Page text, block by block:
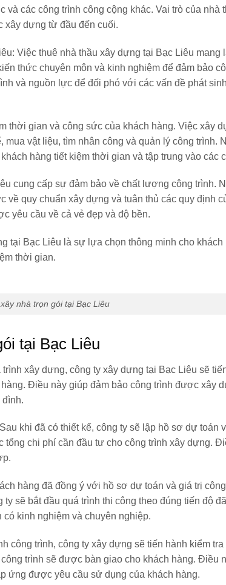
các công trình công cộng khác. Vai trò của nhà
xây dựng từ đầu đến cuối.
: Việc thuê nhà thầu xây dựng tại Bạc Liêu mang
thức chuyên môn và kinh nghiệm để đảm bảo
và nguồn lực để đối phó với các vấn đề phát
thời gian và công sức của khách hàng. Việc xây
vật liệu, tìm nhân công và quản lý công trình.
hàng tiết kiệm thời gian và tập trung vào các
cung cấp sự đảm bảo về chất lượng công trình.
quy chuẩn xây dựng và tuân thủ các quy định
yêu cầu về cả vẻ đẹp và độ bền.
tại Bạc Liêu là sự lựa chọn thông minh cho khách
thời gian.
nhà trọn gói tại Bạc Liêu
tại Bạc Liêu
xây dựng, công ty xây dựng tại Bạc Liêu sẽ
Điều này giúp đảm bảo công trình được xây
Sau khi đã có thiết kế, công ty sẽ lập hồ sơ dự toán
tổng chi phí cần đầu tư cho công trình xây dựng.
hàng đã đồng ý với hồ sơ dự toán và giá trị
sẽ bắt đầu quá trình thi công theo đúng tiến độ
kinh nghiệm và chuyên nghiệp.
công trình, công ty xây dựng sẽ tiến hành kiểm
trình sẽ được bàn giao cho khách hàng. Điều
ứng được yêu cầu sử dụng của khách hàng.